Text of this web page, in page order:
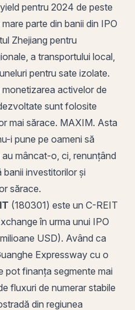
pentru 2024 de peste
parte din banii din IPO
Zhejiang pentru
a transportului local,
pentru sate izolate.
activelor de
sunt folosite
mai sărace. MAXIM. Asta
i pune pe oameni să
mâncat-o, ci, renunțând
banii investitorilor și
sărace.
(180301) este un C-REIT
în urma unui IPO
USD). Având ca
Expressway cu o
pot finanța segmente mai
fluxuri de numerar stabile
din regiunea